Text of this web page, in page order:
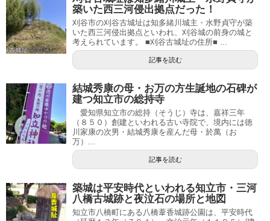
築いた西三河侵出拠点だった！
刈谷市の刈谷古城址は知多緒川城主・水野貞守が築
いた西三河侵出拠点といわれ、刈谷城の前身の城と
考えられています。 ■刈谷古城址の住所■ ...
記事を読む
結城秀康の母・お万の方生誕地の石碑が
建つ知立市の総持寺
愛知県知立市の総持（そうじ）寺は、嘉祥三年
（８５０）創建といわれる古い寺院で、境内には徳
川家康の次男・結城秀康を産んだ母・於萬（お
万）...
記事を読む
築城は平安時代といわれる知立市・三河
八橋古城跡と夜泣石の場所と地図
知立市八橋町にある八橋葦香城跡公園は、平安時代